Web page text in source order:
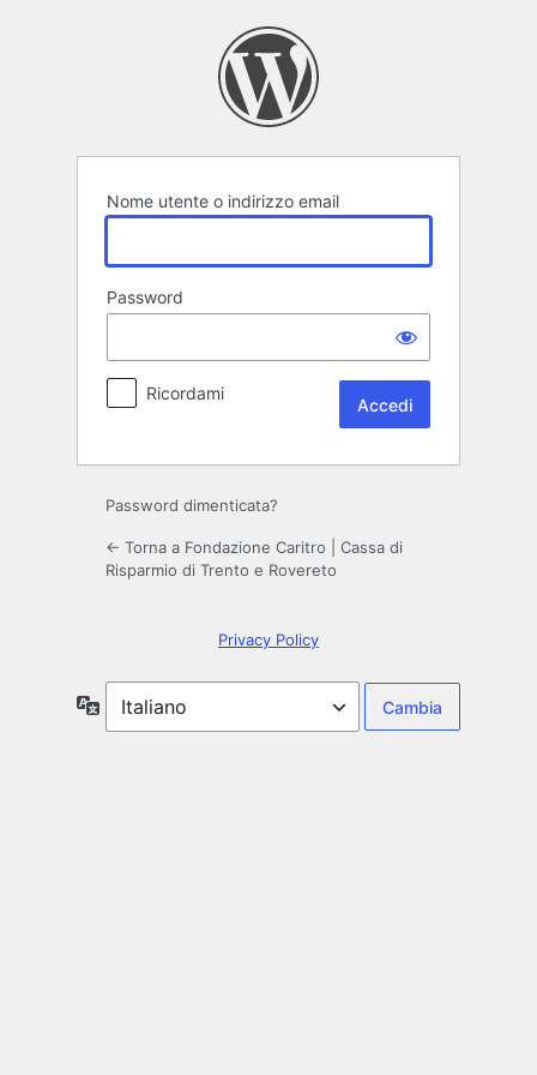
Nome utente o indirizzo email
Password
Ricordami
Password dimenticata?
← Torna a Fondazione Caritro | Cassa di
Risparmio di Trento e Rovereto
Privacy Policy
Lingua